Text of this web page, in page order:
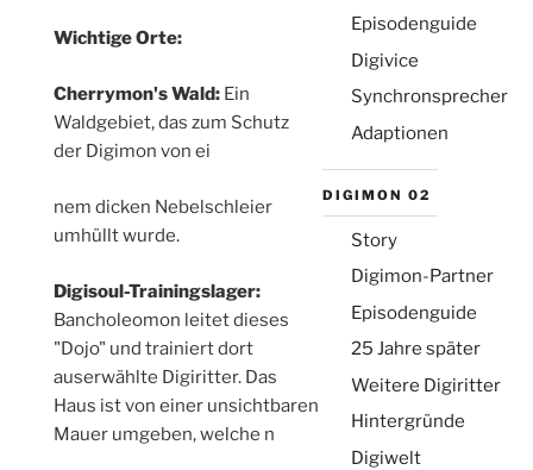
Email:
(aber sie ist erforderlich)
Wichtige Orte:
Cherrymon's Wald:Ein
Waldgebiet, das zum Schutz
der Digimon von ei
relaisvih12
nem dicken Nebelschleier
umhüllt wurde.
Digisoul-Trainingslager:
Bancholeomon leitet dieses
"Dojo" und trainiert dort
auserwählte Digiritter. Das
Haus ist von einer unsichtbaren
Mauer umgeben, welche n
Episodenguide
Digivice
Synchronsprecher
Adaptionen
DIGIMON 02
Story
Digimon-Partner
Episodenguide
25 Jahre später
Weitere Digiritter
Hintergründe
Digiwelt